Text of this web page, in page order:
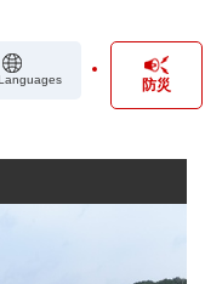
防災